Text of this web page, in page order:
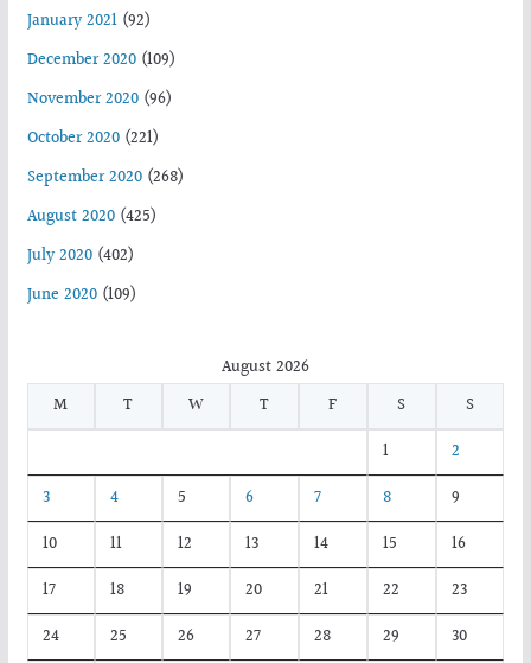
January 2021(92)
December 2020(109)
November 2020(96)
October 2020(221)
September 2020(268)
August 2020(425)
July 2020(402)
June 2020(109)
August 2026
M
T W T F S
S
1
2
3
4 5 6 7 8
9
10
11 12 13 14 15
16
17
18 19 20 21 22
23
24
25 26 27 28 29
30